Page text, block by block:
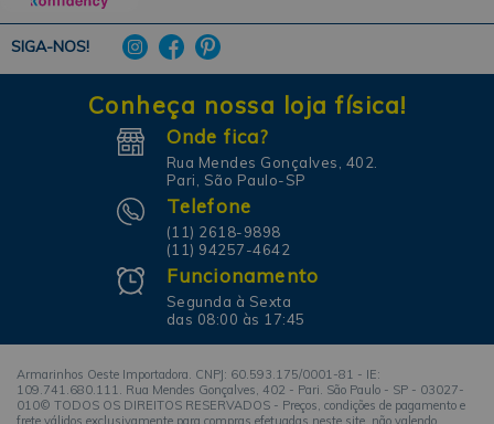
SIGA-NOS!
Conheça nossa loja física!
Onde fica?
Rua Mendes Gonçalves, 402.
Pari, São Paulo-SP
Telefone
(11) 2618-9898
(11) 94257-4642
Funcionamento
Segunda à Sexta
das 08:00 às 17:45
Armarinhos Oeste Importadora. CNPJ: 60.593.175/0001-81 - IE:
109.741.680.111. Rua Mendes Gonçalves, 402 - Pari. São Paulo - SP - 03027-
010© TODOS OS DIREITOS RESERVADOS - Preços, condições de pagamento e
frete válidos exclusivamente para compras efetuadas neste site, não valendo